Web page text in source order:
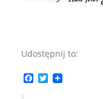
Udostępnij to:
a
T
w